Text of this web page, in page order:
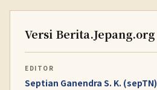
Versi Berita.Jepang.org
EDITOR
Septian Ganendra S. K. (sepTN)